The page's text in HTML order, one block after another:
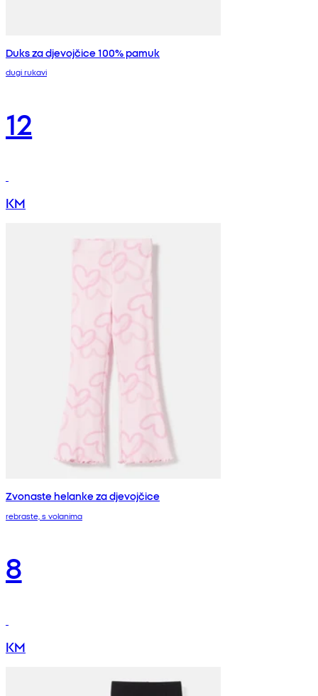
Duks za djevojčice 100% pamuk
dugi rukavi
12
KM
Zvonaste helanke za djevojčice
rebraste, s volanima
8
KM